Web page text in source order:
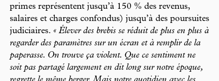
primes représentent jusqu’à 150 % des revenus,
salaires et charges confondus) jusqu’à des poursuites
judiciaires. « Élever des brebis se réduit de plus en plus à
regarder des paramètres sur un écran et à remplir de la
paperasse. On trouve ça violent. Que ce sentiment ne
soit pas partagé largement en dit long sur notre époque,